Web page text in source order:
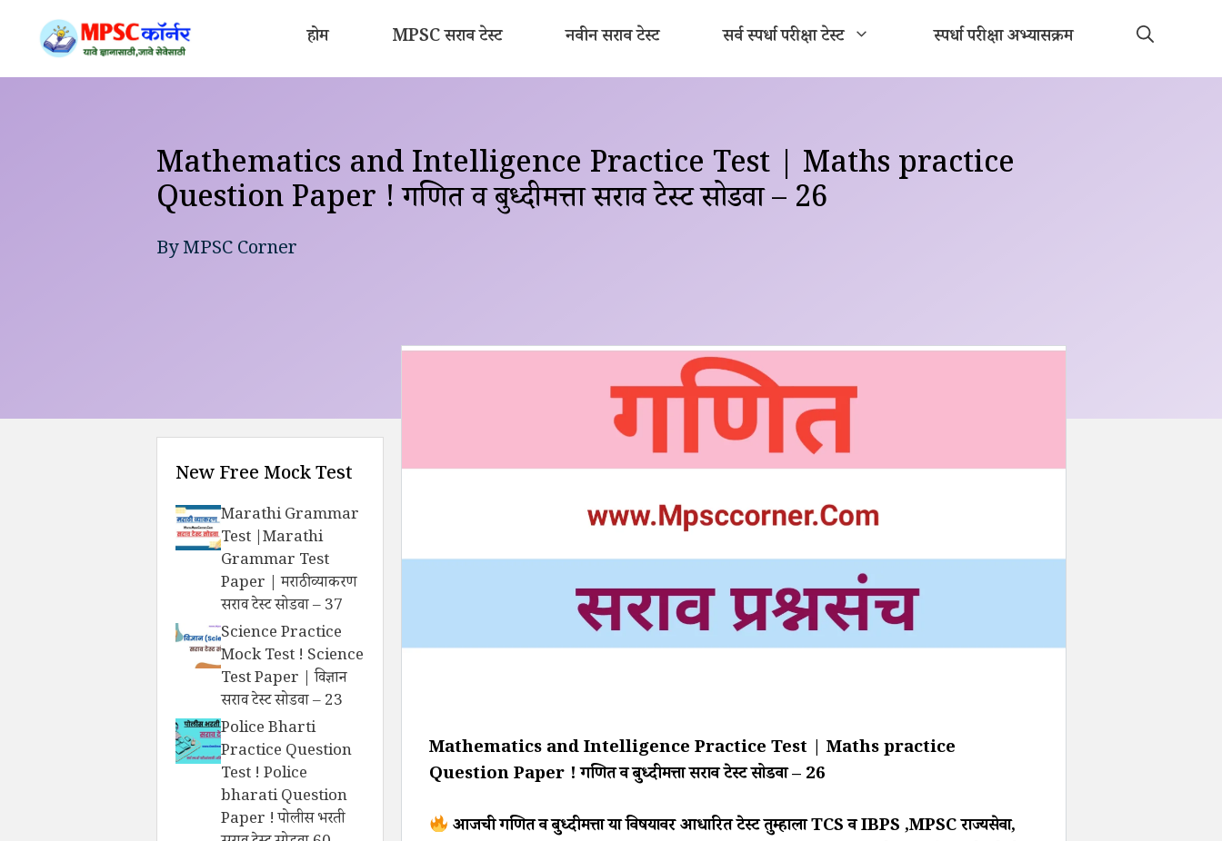
content
होम MPSC सराव टेस्ट नवीन सराव टेस्ट सर्व स्पर्धा परीक्षा टेस्ट स्पर्धा परीक्षा अभ्यासक्रम
Mathematics and Intelligence Practice Test | Maths practice
Question Paper ! गणित व बुध्दीमत्ता सराव टेस्ट सोडवा – 26
ByMPSC Corner
Mathematics and Intelligence Practice Test | Maths practice
Question Paper ! गणित व बुध्दीमत्ता सराव टेस्ट सोडवा – 26
आजची गणित व बुध्दीमत्ता या विषयावर आधारित टेस्ट तुम्हाला TCS व IBPS ,MPSC राज्यसेवा,
New Free Mock Test
Marathi Grammar
Test |Marathi
Grammar Test
Paper | मराठी व्याकरण
सराव टेस्ट सोडवा – 37
Science Practice
Mock Test ! Science
Test Paper | विज्ञान
सराव टेस्ट सोडवा – 23
Police Bharti
Practice Question
Test ! Police
bharati Question
Paper ! पोलीस भरती